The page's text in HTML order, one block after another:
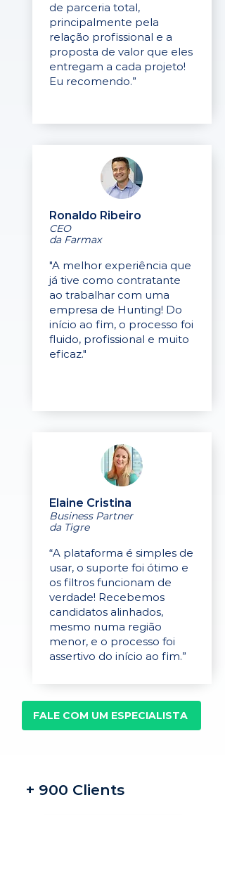
de parceria total,
principalmente pela
relação profissional e a
proposta de valor que eles
entregam a cada projeto!
Eu recomendo.”
Ronaldo Ribeiro
CEO
da Farmax
"A melhor experiência que
já tive como contratante
ao trabalhar com uma
empresa de Hunting! Do
início ao fim, o processo foi
fluido, profissional e muito
eficaz."
Elaine Cristina
Business Partner
da Tigre
“A plataforma é simples de
usar, o suporte foi ótimo e
os filtros funcionam de
verdade! Recebemos
candidatos alinhados,
mesmo numa região
menor, e o processo foi
assertivo do início ao fim.”
FALE COM UM ESPECIALISTA
+ 900 Clients